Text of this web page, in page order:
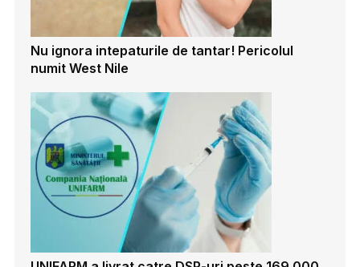
Nu ignora intepaturile de tantar! Pericolul
numit West Nile